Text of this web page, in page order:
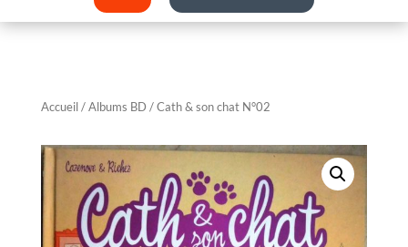
Accueil/Albums BD / Cath & son chat N°02